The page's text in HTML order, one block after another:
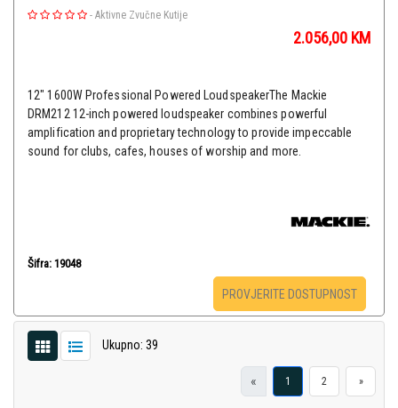
- Aktivne Zvučne Kutije
2.056,00 KM
12" 1600W Professional Powered LoudspeakerThe Mackie
DRM212 12-inch powered loudspeaker combines powerful
amplification and proprietary technology to provide impeccable
sound for clubs, cafes, houses of worship and more.
Šifra: 19048
PROVJERITE DOSTUPNOST
Ukupno: 39
« 1 2 »